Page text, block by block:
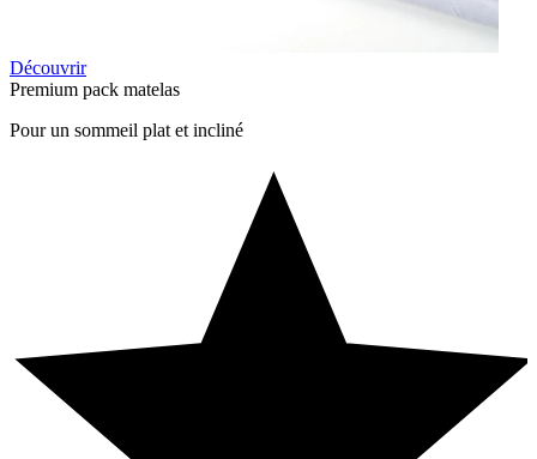
Découvrir
Premium pack matelas
Pour un sommeil plat et incliné